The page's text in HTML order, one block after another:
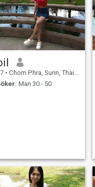
• Chom Phra, Surin, Thailand
Man 30 - 50